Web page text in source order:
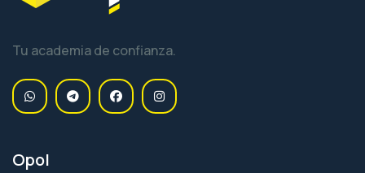
Tu academia de confianza.
Opol